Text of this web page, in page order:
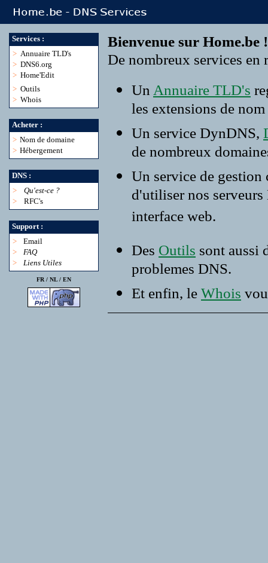
Services :
> Annuaire TLD's
> DNS6.org
> Home'Edit
> Outils
> Whois
Acheter :
> Nom de domaine
> Hébergement
DNS :
>
Qu'est-ce ?
>
RFC's
Support :
>
Email
>
FAQ
>
Liens Utiles
FR / NL/ EN
Bienvenue sur Home.be !
De nombreux services
Un Annuaire TLD's
les extensions de
Un service DynDNS,
de nombreux
Un service de
d'utiliser nos
interface web.
Des Outils sont aussi
problemes DNS.
Et enfin, le Whois